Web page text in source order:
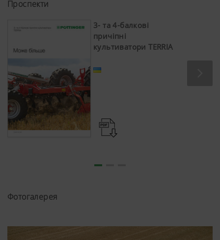
Проспекти
3- та 4-балкові
причіпні
культиватори TERRIA
Фотогалерея